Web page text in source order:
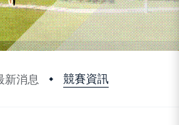
新消息 競賽資訊